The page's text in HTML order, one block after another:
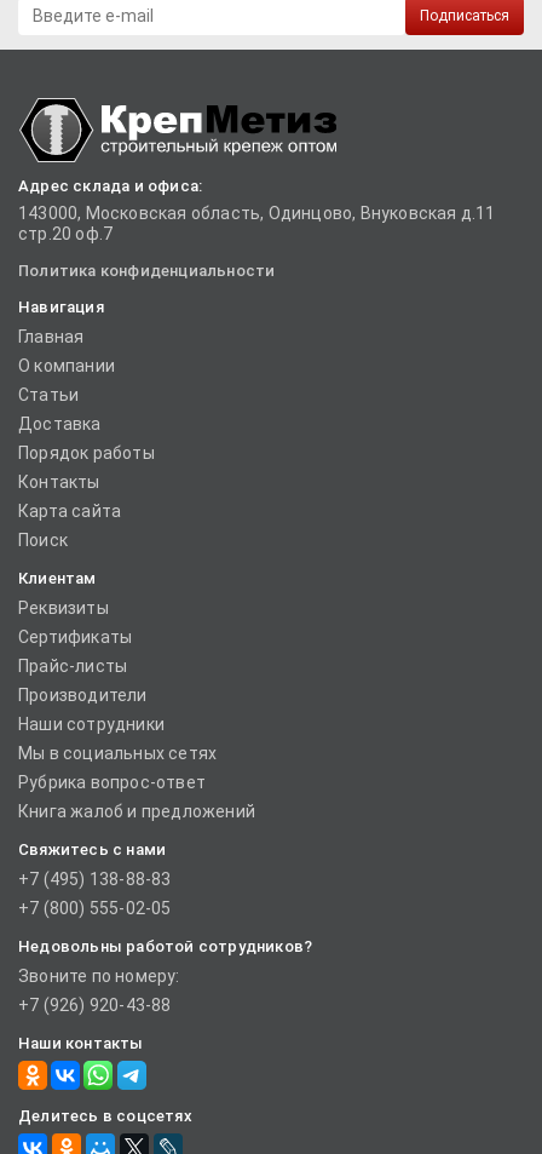
Подписаться
Адрес склада и офиса:
143000, Московская область, Одинцово, Внуковская д.11
стр.20 оф.7
Политика конфиденциальности
Навигация
Главная
О компании
Статьи
Доставка
Порядок работы
Контакты
Карта сайта
Поиск
Клиентам
Реквизиты
Сертификаты
Прайс-листы
Производители
Наши сотрудники
Мы в социальных сетях
Рубрика вопрос-ответ
Книга жалоб и предложений
Свяжитесь с нами
+7 (495) 138-88-83
+7 (800) 555-02-05
Недовольны работой сотрудников?
Звоните по номеру:
+7 (926) 920-43-88
Наши контакты
Делитесь в соцсетях